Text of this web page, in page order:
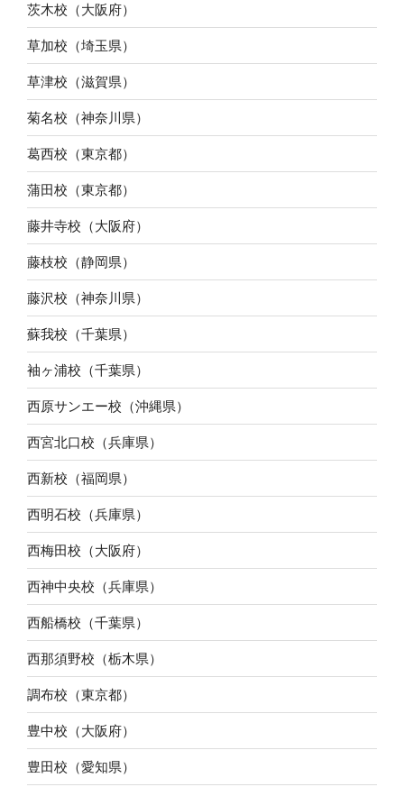
茨木校（大阪府）
草加校（埼玉県）
草津校（滋賀県）
菊名校（神奈川県）
葛西校（東京都）
蒲田校（東京都）
藤井寺校（大阪府）
藤枝校（静岡県）
藤沢校（神奈川県）
蘇我校（千葉県）
袖ヶ浦校（千葉県）
西原サンエー校（沖縄県）
西宮北口校（兵庫県）
西新校（福岡県）
西明石校（兵庫県）
西梅田校（大阪府）
西神中央校（兵庫県）
西船橋校（千葉県）
西那須野校（栃木県）
調布校（東京都）
豊中校（大阪府）
豊田校（愛知県）